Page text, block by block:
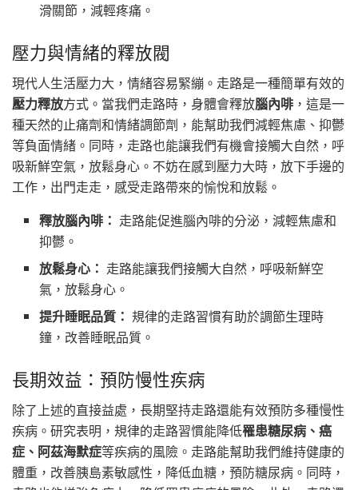
滑關節，減輕疼痛。
壓力與情緒的釋放閥
現代人生活壓力大，情緒容易緊繃。走路是一種簡單有效的
壓力釋放方式。當我們走路時，身體會釋放腦內啡 ，這是一
種天然的止痛劑和情緒調節劑，能幫助我們減輕焦慮、抑鬱
等負面情緒。同時，走路也能讓我們有機會接觸大自然，呼
吸新鮮空氣，放鬆身心。不妨在感到壓力大時，放下手邊的
工作，出門走走，感受走路帶來的愉悅和放鬆。
釋放腦內啡： 走路能促進腦內啡的分泌，減輕焦慮和
抑鬱。
放鬆身心： 走路能讓我們接觸大自然，呼吸新鮮空
氣，放鬆身心。
提升睡眠品質： 規律的走路習慣有助於調節生理時
鐘，改善睡眠品質。
長期效益：預防慢性疾病
除了上述的直接益處，長期堅持走路還能有效預防多種慢性
疾病。研究表明，規律的走路習慣能降低罹患糖尿病、癌
症、阿茲海默症等疾病的風險。走路能幫助我們維持健康的
體重，改善胰島素敏感性，降低血糖，預防糖尿病。同時，